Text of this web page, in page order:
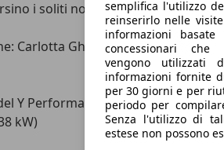
semplifica l'utilizzo
reinserirlo nelle
informazioni
concessionari che
vengono utilizzati
informazioni fornite
per 30 giorni e per
periodo per
Senza l'utilizzo di
estese non possono
i soliti noti provenienti dalla
Carlotta Ghigliotti
Y Performance (2025)
kW)